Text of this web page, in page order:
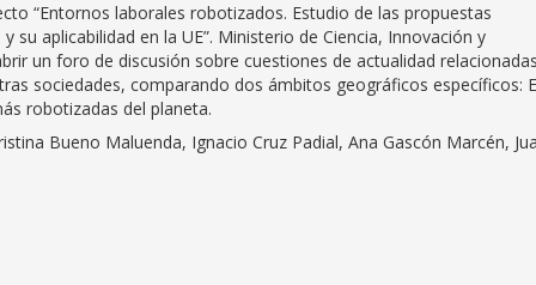
“Entornos laborales robotizados. Estudio de las propuestas
su aplicabilidad en la UE”. Ministerio de Ciencia, Innovación y
un foro de discusión sobre cuestiones de actualidad
sociedades, comparando dos ámbitos geográficos específicos:
robotizadas del planeta.
Bueno Maluenda, Ignacio Cruz Padial, Ana Gascón Marcén,